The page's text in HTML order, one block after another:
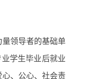
领导者的基础单
学生毕业后就业
、公心、社会责